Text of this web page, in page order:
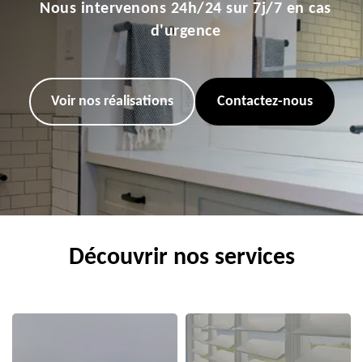
Nous intervenons 24h/24 sur 7j/7 en cas
d'urgence
Voir nos réalisations Contactez-nous
Découvrir nos services